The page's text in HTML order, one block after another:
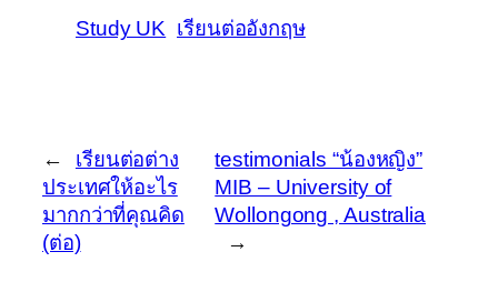
Study UK เรียนต่ออังกฤษ
←
เรียนต่อต่าง
ประเทศให้อะไร
มากกว่าที่คุณคิด
(ต่อ)
testimonials “น้องหญิง”
MIB – University of
Wollongong , Australia
→